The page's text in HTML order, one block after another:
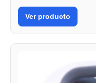
Ver producto